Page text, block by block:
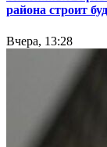
района строит
Вчера, 13:28